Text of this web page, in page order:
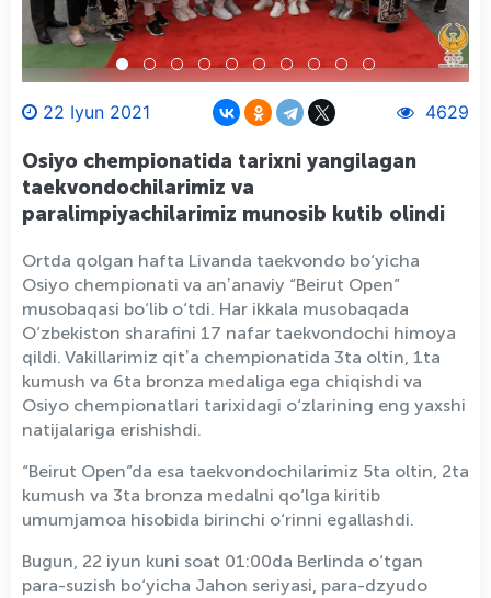
22 Iyun 2021 4629
Osiyo chempionatida tarixni yangilagan
taekvondochilarimiz va
paralimpiyachilarimiz munosib kutib olindi
Ortda qolgan hafta Livanda taekvondo bo‘yicha
Osiyo chempionati va anʼanaviy “Beirut Open”
musobaqasi bo‘lib o‘tdi. Har ikkala musobaqada
O‘zbekiston sharafini 17 nafar taekvondochi himoya
qildi. Vakillarimiz qitʼa chempionatida 3ta oltin, 1ta
kumush va 6ta bronza medaliga ega chiqishdi va
Osiyo chempionatlari tarixidagi o‘zlarining eng yaxshi
natijalariga erishishdi.
“Beirut Open”da esa taekvondochilarimiz 5ta oltin, 2ta
kumush va 3ta bronza medalni qo‘lga kiritib
umumjamoa hisobida birinchi o‘rinni egallashdi.
Bugun, 22 iyun kuni soat 01:00da Berlinda o‘tgan
para-suzish bo‘yicha Jahon seriyasi, para-dzyudo